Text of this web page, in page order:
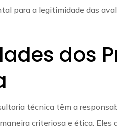
para a legitimidade das
dos
técnica têm a
criteriosa e ética. Eles